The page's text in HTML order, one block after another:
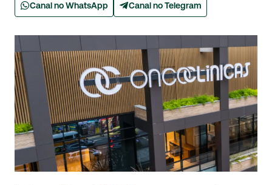
Canal no WhatsApp Canal no Telegram